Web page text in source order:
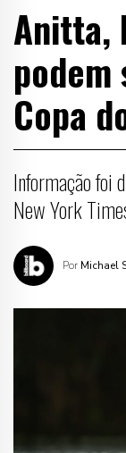
Anitta,
Copa
Informação foi
New York
Por Michael